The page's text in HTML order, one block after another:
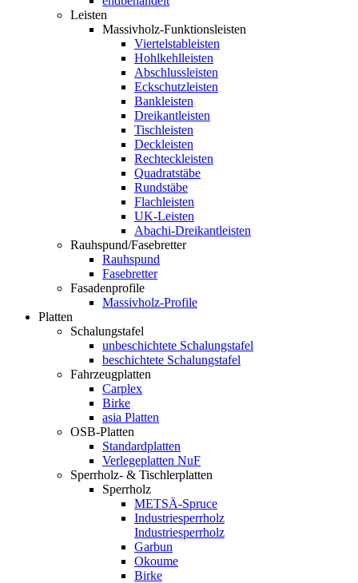
Leisten
Massivholz-Funktionsleisten
Viertelstableisten
Hohlkehlleisten
Abschlussleisten
Eckschutzleisten
Bankleisten
Dreikantleisten
Tischleisten
Deckleisten
Rechteckleisten
Quadratstäbe
Rundstäbe
Flachleisten
UK-Leisten
Abachi-Dreikantleisten
Rauhspund/Fasebretter
Rauhspund
Fasebretter
Fasadenprofile
Massivholz-Profile
Platten
Schalungstafel
unbeschichtete Schalungstafel
beschichtete Schalungstafel
Fahrzeugplatten
Carplex
Birke
asia Platten
OSB-Platten
Standardplatten
Verlegeplatten NuF
Sperrholz- & Tischlerplatten
Sperrholz
METSÄ-Spruce
Industriesperrholz
Industriesperrholz
Garbun
Okoume
Birke